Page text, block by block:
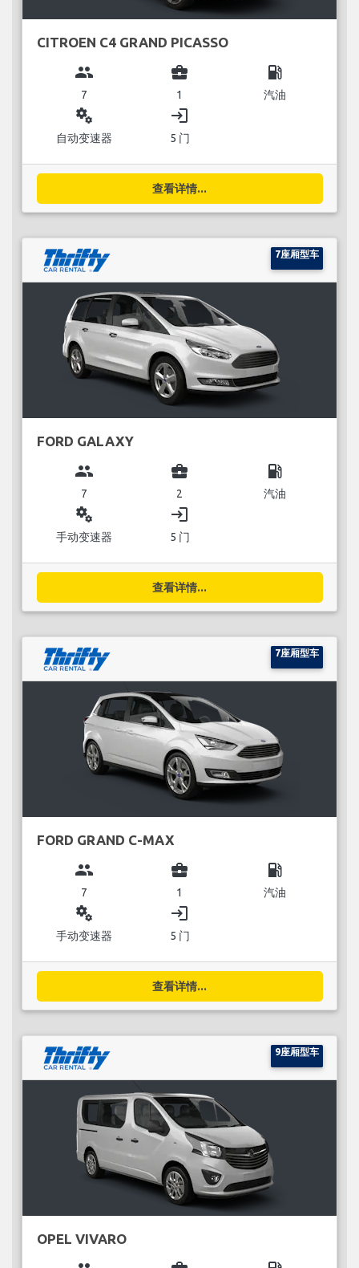
CITROEN C4 GRAND PICASSO
group
7
business_center
1
local_gas_station
汽油
miscellaneous_services
自动变速器
login
5 门
查看详情...
7座厢型车
FORD GALAXY
group
7
business_center
2
local_gas_station
汽油
miscellaneous_services
手动变速器
login
5 门
查看详情...
7座厢型车
FORD GRAND C-MAX
group
7
business_center
1
local_gas_station
汽油
miscellaneous_services
手动变速器
login
5 门
查看详情...
9座厢型车
OPEL VIVARO